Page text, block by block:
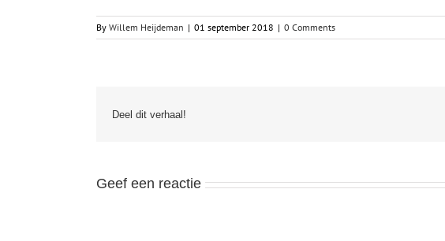
By Willem Heijdeman | 01 september 2018 | 0 Comments
Deel dit verhaal!
Geef een reactie